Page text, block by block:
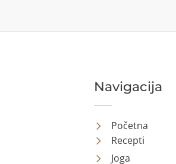
Navigacija
Početna
Recepti
Joga